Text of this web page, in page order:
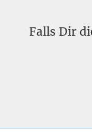
Falls Dir